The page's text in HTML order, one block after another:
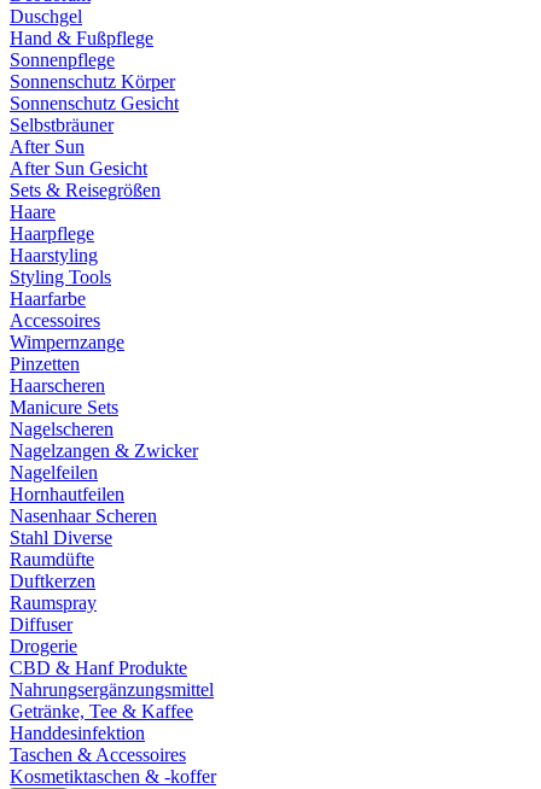
Duschgel
Hand & Fußpflege
Sonnenpflege
Sonnenschutz Körper
Sonnenschutz Gesicht
Selbstbräuner
After Sun
After Sun Gesicht
Sets & Reisegrößen
Haare
Haarpflege
Haarstyling
Styling Tools
Haarfarbe
Accessoires
Wimpernzange
Pinzetten
Haarscheren
Manicure Sets
Nagelscheren
Nagelzangen & Zwicker
Nagelfeilen
Hornhautfeilen
Nasenhaar Scheren
Stahl Diverse
Raumdüfte
Duftkerzen
Raumspray
Diffuser
Drogerie
CBD & Hanf Produkte
Nahrungsergänzungsmittel
Getränke, Tee & Kaffee
Handdesinfektion
Taschen & Accessoires
Kosmetiktaschen & -koffer